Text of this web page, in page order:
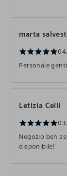
marta
Personale
Letizia Celli
Negozio ben
disponibile!